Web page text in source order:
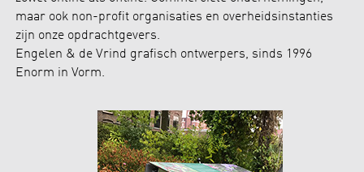
maar ook non-profit organisaties en overheidsinstanties
zijn onze opdrachtgevers.
Engelen & de Vrind grafisch ontwerpers, sinds 1996
Enorm in Vorm.